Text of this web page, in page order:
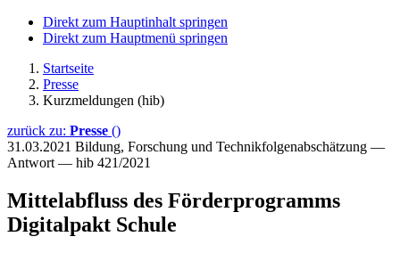
Direkt zum Hauptinhalt springen
Direkt zum Hauptmenü springen
Startseite
Presse
Kurzmeldungen (hib)
zurück zu: Presse ()
31.03.2021 Bildung, Forschung und Technikfolgenabschätzung —
Antwort — hib 421/2021
Mittelabfluss des Förderprogramms
Digitalpakt Schule